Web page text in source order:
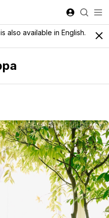
also available in English.